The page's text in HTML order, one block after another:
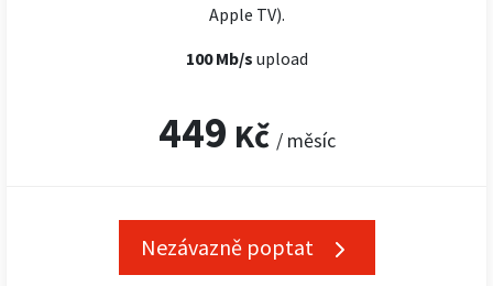
Apple TV).
100 Mb/s upload
449 Kč / měsíc
Nezávazně poptat